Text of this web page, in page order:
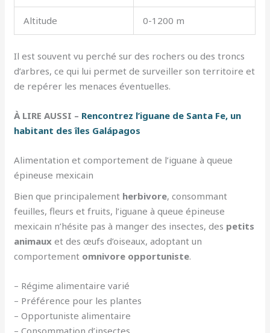
Altitude 0-1200 m
Il est souvent vu perché sur des rochers ou des troncs
d’arbres, ce qui lui permet de surveiller son territoire et
de repérer les menaces éventuelles.
À LIRE AUSSI – Rencontrez l’iguane de Santa Fe, un
habitant des îles Galápagos
Alimentation et comportement de l’iguane à queue
épineuse mexicain
Bien que principalement herbivore, consommant
feuilles, fleurs et fruits, l’iguane à queue épineuse
mexicain n’hésite pas à manger des insectes, des petits
animaux et des œufs d’oiseaux, adoptant un
comportement omnivore opportuniste.
– Régime alimentaire varié
– Préférence pour les plantes
– Opportuniste alimentaire